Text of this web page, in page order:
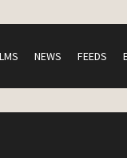
NEWS FEEDS